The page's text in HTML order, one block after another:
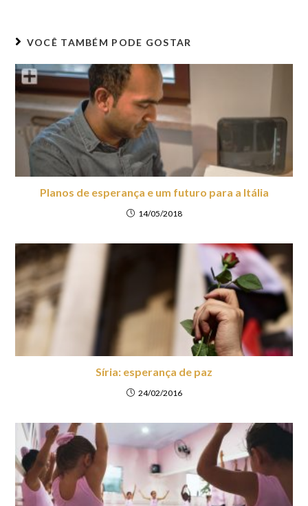
VOCÊ TAMBÉM PODE GOSTAR
Planos de esperança e um futuro para a Itália
14/05/2018
Síria: esperança de paz
24/02/2016